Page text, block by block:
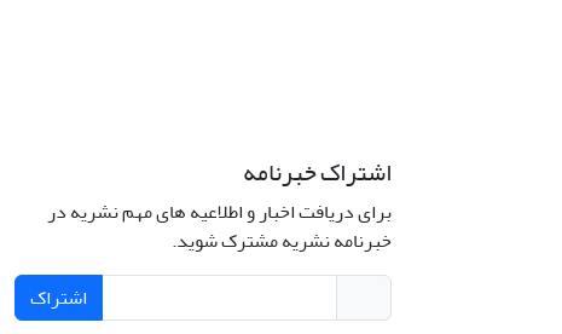
اشتراک خبرنامه
برای دریافت اخبار و اطلاعیه های مهم نشریه در
خبرنامه نشریه مشترک شوید.
اشتراک